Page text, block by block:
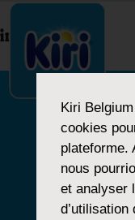
index.php
Kiri Belgium
cookies
plateforme.
nous
et analyser